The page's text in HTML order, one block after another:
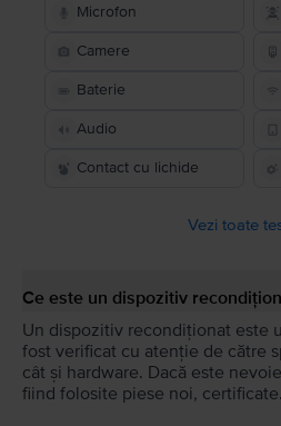
Microfon
Camere
Baterie
Audio
Contact cu lichide
Vezi toate
Ce este un dispozitiv
Un dispozitiv recondiționat este
fost verificat cu atenție de către
cât și hardware. Dacă este
fiind folosite piese noi, certificate.